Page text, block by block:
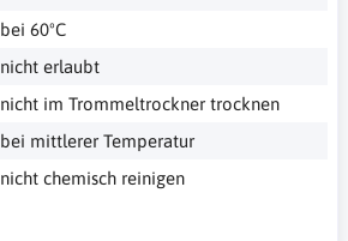
bei 60ºC
nicht erlaubt
nicht im Trommeltrockner trocknen
bei mittlerer Temperatur
nicht chemisch reinigen